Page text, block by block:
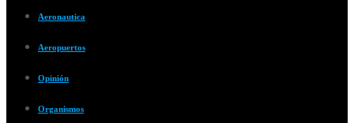
Aeronautica
Aeropuertos
Opinión
Organismos